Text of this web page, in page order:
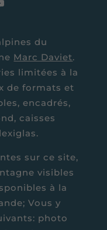
du
Marc Daviet.
limitées à la
de formats et
encadrés,
caisses
sur ce site,
visibles
à la
Vous y
photo